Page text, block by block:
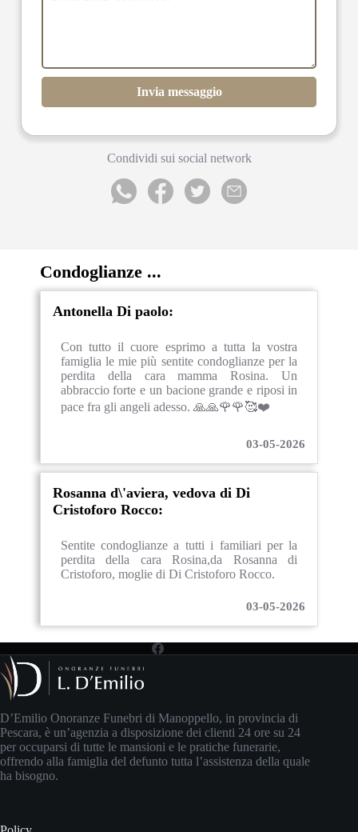
Invia messaggio
Condividi sui social network
Condoglianze ...
Antonella Di paolo:
Con tutto il cuore esprimo a tutta la vostra
famiglia le mie più sentite condoglianze per la
perdita della cara mamma Rosina. Un
abbraccio forte e un bacione grande e riposi in
pace fra gli angeli adesso. 🙏🙏🌹🌹🥰❤️
03-05-2026
Rosanna d\'aviera, vedova di Di
Cristoforo Rocco:
Sentite condoglianze a tutti i familiari per la
perdita della cara Rosina,da Rosanna di
Cristoforo, moglie di Di Cristoforo Rocco.
03-05-2026
D’Emilio Onoranze Funebri di Manoppello, in provincia di
Pescara, è un’agenzia a disposizione dei clienti 24 ore su 24
per occuparsi di tutte le mansioni e le pratiche funerarie,
offrendo alla famiglia del defunto tutta l’assistenza della quale
ha bisogno.